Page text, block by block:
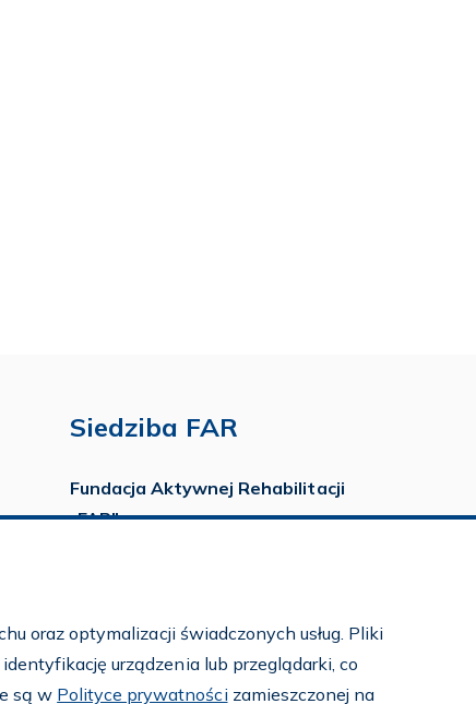
Siedziba FAR
Fundacja Aktywnej Rehabilitacji
„FAR”
tel./fax:22 651 88 02
tel.:22 651 88 03
tel.:22 858 26 39
oraz optymalizacji świadczonych usług. Pliki
urządzenia lub przeglądarki, co
są w Polityce prywatności zamieszczonej na